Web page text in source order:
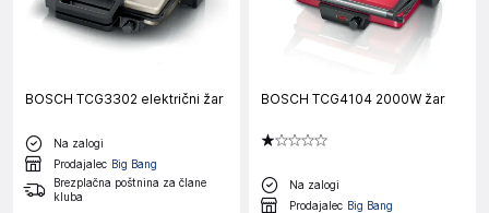
BOSCH TCG3302 električni žar
Na zalogi
Prodajalec Big Bang
Brezplačna poštnina za člane
kluba
BOSCH TCG4104 2000W žar
Na zalogi
Prodajalec Big Bang